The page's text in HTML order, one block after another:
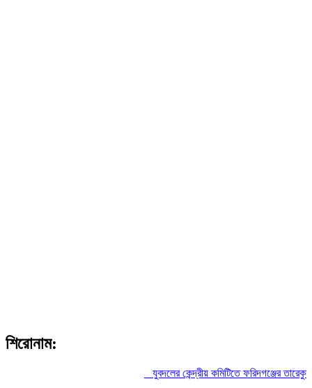
শিরোনাম:
যুবদলের কেন্দ্রীয় কমিটিতে ফরিদগঞ্জের তারেকুর